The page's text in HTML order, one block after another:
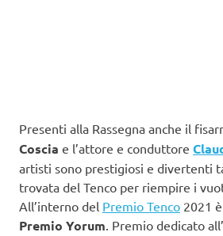
Presenti alla Rassegna anche il
Coscia e l’attore e conduttore
artisti sono prestigiosi e divertenti
trovata del Tenco per riempire i
All’interno del Premio Tenco 2021
Premio Yorum. Premio dedicato